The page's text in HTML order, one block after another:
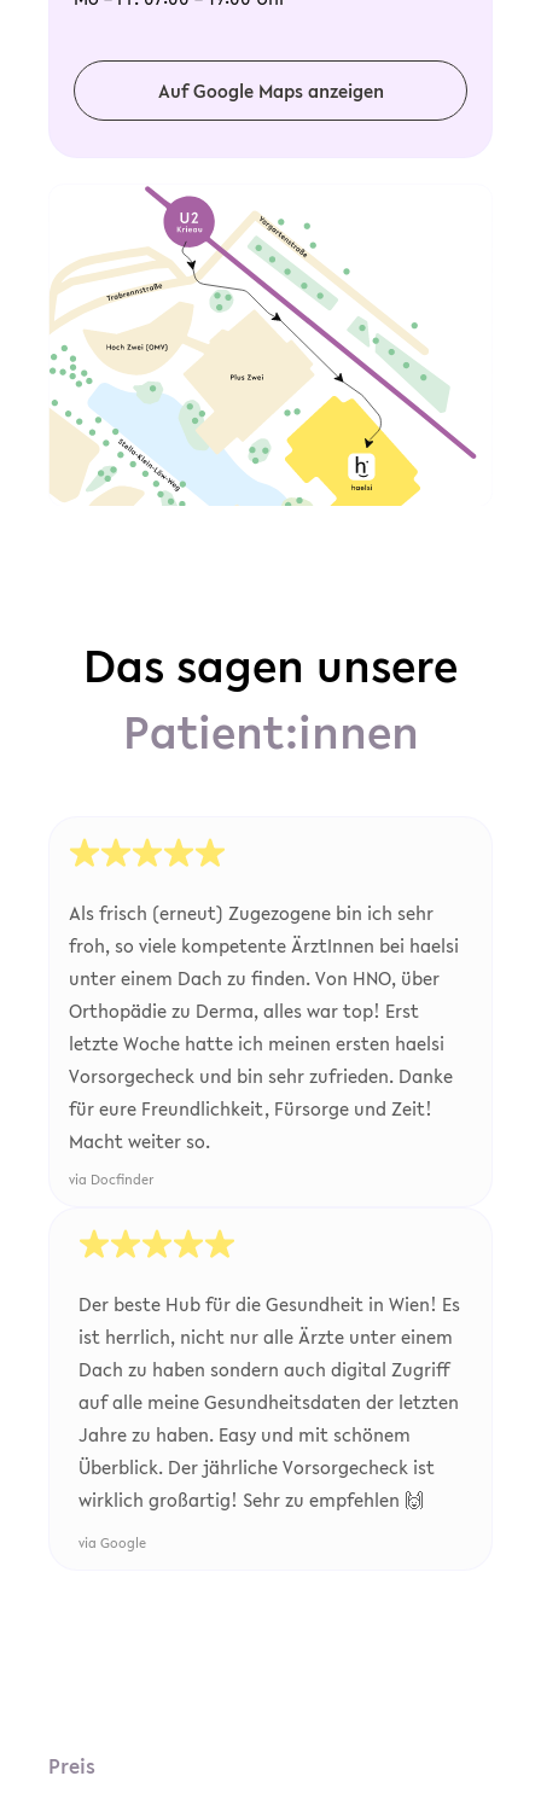
Auf Google Maps anzeigen
Das sagen unsere
Patient:innen
Als frisch (erneut) Zugezogene bin ich sehr
froh, so viele kompetente ÄrztInnen bei haelsi
unter einem Dach zu finden. Von HNO, über
Orthopädie zu Derma, alles war top! Erst
letzte Woche hatte ich meinen ersten haelsi
Vorsorgecheck und bin sehr zufrieden. Danke
für eure Freundlichkeit, Fürsorge und Zeit!
Macht weiter so.
via Docfinder
Der beste Hub für die Gesundheit in Wien! Es
ist herrlich, nicht nur alle Ärzte unter einem
Dach zu haben sondern auch digital Zugriff
auf alle meine Gesundheitsdaten der letzten
Jahre zu haben. Easy und mit schönem
Überblick. Der jährliche Vorsorgecheck ist
wirklich großartig! Sehr zu empfehlen 🙌
via Google
Preis